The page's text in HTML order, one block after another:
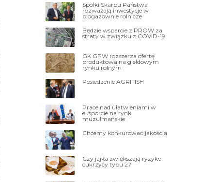
Spółki Skarbu Państwa
rozważają inwestycje w
biogazownie rolnicze
Będzie wsparcie z PROW za
straty w związku z COVID-19
GK GPW rozszerza ofertę
produktową na giełdowym
rynku rolnym
Posiedzenie AGRIFISH
Prace nad ułatwieniami w
eksporcie na rynki
muzułmańskie
Chcemy konkurować jakością
Czy jajka zwiększają ryzyko
cukrzycy typu 2?